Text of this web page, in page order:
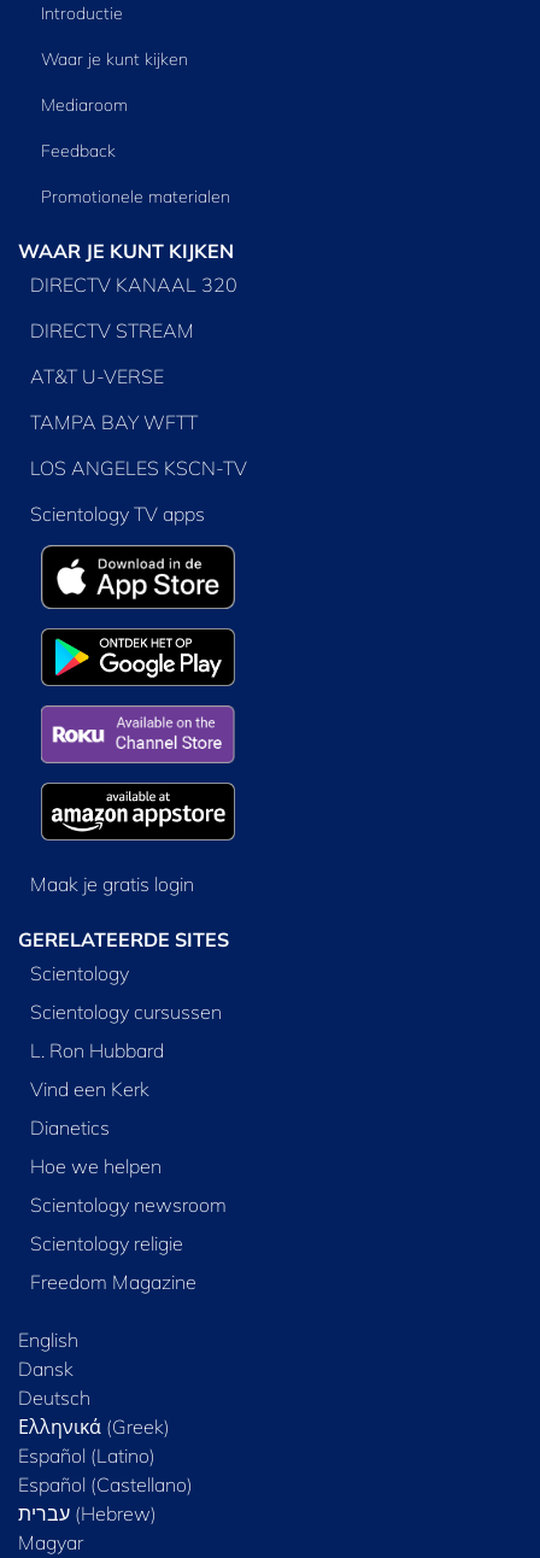
Introductie
Waar je kunt kijken
Mediaroom
Feedback
Promotionele materialen
WAAR JE KUNT KIJKEN
DIRECTV KANAAL 320
DIRECTV STREAM
AT&T U-VERSE
TAMPA BAY WFTT
LOS ANGELES KSCN-TV
Scientology TV apps
Maak je gratis login
GERELATEERDE SITES
Scientology
Scientology cursussen
L. Ron Hubbard
Vind een Kerk
Dianetics
Hoe we helpen
Scientology newsroom
Scientology religie
Freedom Magazine
English
Dansk
Deutsch
Ελληνικά (Greek)
Español (Latino)
Español (Castellano)
Magyar